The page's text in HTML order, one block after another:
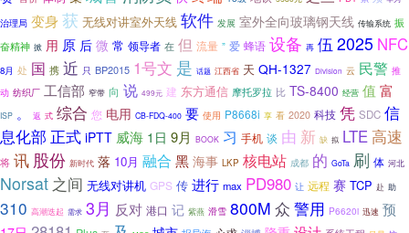
治理局 变身 获 无线对讲室外天线 软件 发展 室外全向玻璃钢天线 传输系统 振
奋精神 掀 用 原 后 微 常 领导者 在 但 流量 ” 爱 蜂语 设备 再 伍 2025 NFC
8月 处 国 携 近 只 BP2015 1号文 是 话题 江西省 天 QH-1327 Division 云 民警 推
动 纺织厂 工信部 窄带 向 说 499元 建 东方通信 摩托罗拉 比 TS-8400 经营 值 富
ISP 。 返 式 综合 您 电用 CB-FDQ-400 要 使用 P8668i 享 看 2020 科技 凭 SDC 信
息化部 正式 iPTT 威海 1日 9月 BOOK 习 手机 谈 由 新 缺 拟 LTE高速
将 讯 股份 新时代 落 10月 融合 黑海事 LKP 核电站 成都 的 GoTa 刷 体 河北
Norsat 之间 无线对讲机 GPS 传 进行 max PD980 让 远程 赛 TCP 赴 助
310 高潮迭起 需求 3月 反对 港口 记 紫燕 滑雪 800M 众 警用 P6620i 迅速 预